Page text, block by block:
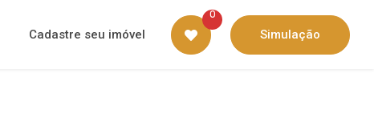
Cadastre seu imóvel
0
Simulação